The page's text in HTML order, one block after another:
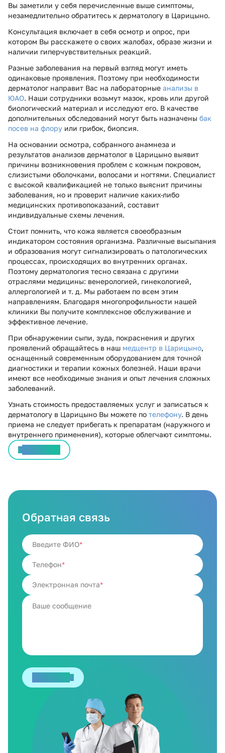
Вы заметили у себя перечисленные выше симптомы,
незамедлительно обратитесь к дерматологу в Царицыно.
Консультация включает в себя осмотр и опрос, при
котором Вы расскажете о своих жалобах, образе жизни и
наличии гиперчувствительных реакций.
Разные заболевания на первый взгляд могут иметь
одинаковые проявления. Поэтому при необходимости
дерматолог направит Вас на лабораторные анализы в
ЮАО. Наши сотрудники возьмут мазок, кровь или другой
биологический материал и исследуют его. В качестве
дополнительных обследований могут быть назначены бак
посев на флору или грибок, биопсия.
На основании осмотра, собранного анамнеза и
результатов анализов дерматолог в Царицыно выявит
причины возникновения проблем с кожным покровом,
слизистыми оболочками, волосами и ногтями. Специалист
с высокой квалификацией не только выяснит причины
заболевания, но и проверит наличие каких-либо
медицинских противопоказаний, составит
индивидуальные схемы лечения.
Стоит помнить, что кожа является своеобразным
индикатором состояния организма. Различные высыпания
и образования могут сигнализировать о патологических
процессах, происходящих во внутренних органах.
Поэтому дерматология тесно связана с другими
отраслями медицины: венерологией, гинекологией,
аллергологией и т. д. Мы работаем по всем этим
направлениям. Благодаря многопрофильности нашей
клиники Вы получите комплексное обслуживание и
эффективное лечение.
При обнаружении сыпи, зуда, покраснения и других
проявлений обращайтесь в наш медцентр в Царицыно,
оснащенный современным оборудованием для точной
диагностики и терапии кожных болезней. Наши врачи
имеют все необходимые знания и опыт лечения сложных
заболеваний.
Узнать стоимость предоставляемых услуг и записаться к
дерматологу в Царицыно Вы можете по телефону. В день
приема не следует прибегать к препаратам (наружного и
внутреннего применения), которые облегчают симптомы.
Обратная связь
Введите ФИО
Телефон
Электронная почта